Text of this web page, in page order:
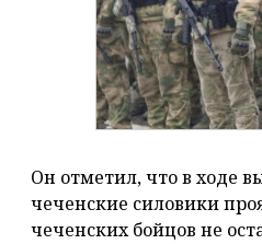
Он отметил, что в ходе
чеченские силовики
чеченских бойцов не